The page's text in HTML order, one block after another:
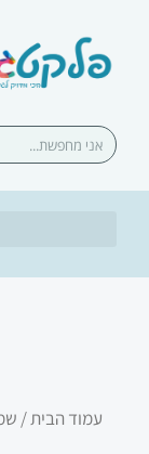
חיפוש
עמוד הבית/